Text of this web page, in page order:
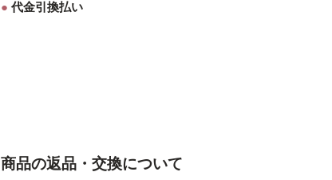
● 代金引換払い
商品の返品・交換について